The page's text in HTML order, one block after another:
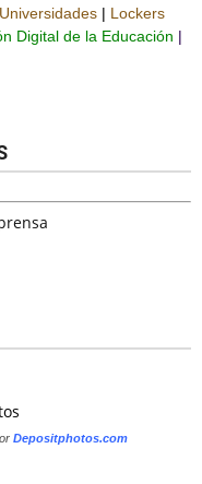
| Lockers
Digital de la Educación |
Depositphotos.com